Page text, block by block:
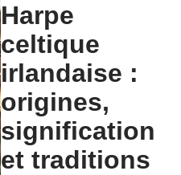
Harpe
celtique
irlandaise :
origines,
signification
et traditions